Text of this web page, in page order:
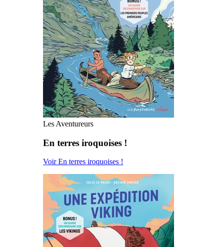
Les Aventureurs
En terres iroquoises !
Voir En terres iroquoises !